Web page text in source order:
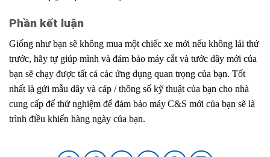
Phần kết luận
Giống như bạn sẽ không mua một chiếc xe mới nếu không lái thử
trước, hãy tự giúp mình và đảm bảo máy cắt và tước dây mới của
bạn sẽ chạy được tất cả các ứng dụng quan trọng của bạn. Tốt
nhất là gửi mẫu dây và cáp / thông số kỹ thuật của bạn cho nhà
cung cấp để thử nghiệm để đảm bảo máy.C&S mới của bạn sẽ là
trình điều khiển hàng ngày của bạn.